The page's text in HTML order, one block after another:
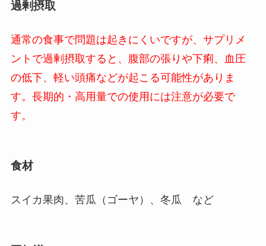
過剰摂取
通常の食事で問題は起きにくいですが、サプリメ
ントで過剰摂取すると、腹部の張りや下痢、血圧
の低下、軽い頭痛などが起こる可能性がありま
す。長期的・高用量での使用には注意が必要で
す。
食材
スイカ果肉、苦瓜（ゴーヤ）、冬瓜 など